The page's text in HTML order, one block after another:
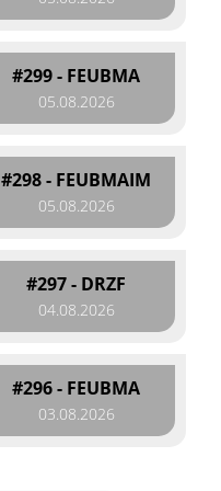
#299 - FEUBMA
05.08.2026
#298 - FEUBMAIM
05.08.2026
#297 - DRZF
04.08.2026
#296 - FEUBMA
03.08.2026